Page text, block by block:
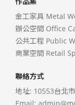
金工家具 Metal
辦公空間 Office
公共工程 Public
商業空間 Retail
聯絡方式
地址: 10553台北